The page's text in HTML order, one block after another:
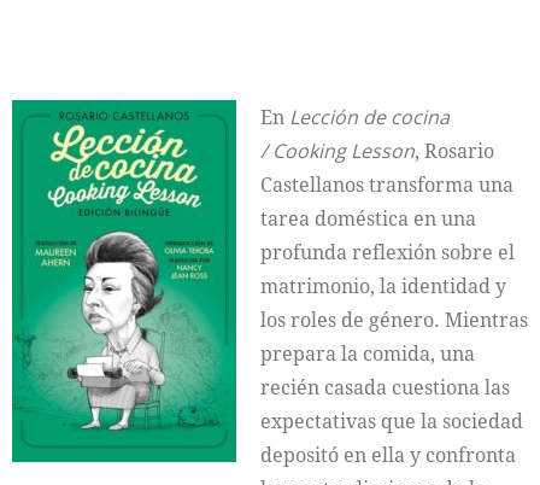
En Lección de cocina
/ Cooking Lesson, Rosario
Castellanos transforma una
tarea doméstica en una
profunda reflexión sobre el
matrimonio, la identidad y
los roles de género. Mientras
prepara la comida, una
recién casada cuestiona las
expectativas que la sociedad
depositó en ella y confronta